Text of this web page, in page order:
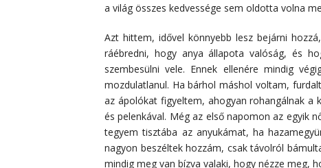
a világ összes kedvessége sem oldotta volna
Azt hittem, idővel könnyebb lesz bejárni
ráébredni, hogy anya állapota valóság, és
szembesülni vele. Ennek ellenére mindig
mozdulatlanul. Ha bárhol máshol voltam,
az ápolókat figyeltem, ahogyan rohangálnak a
és pelenkával. Még az első napomon az egyik
tegyem tisztába az anyukámat, ha
nagyon beszéltek hozzám, csak távolról
mindig meg van bízva valaki, hogy nézze meg,